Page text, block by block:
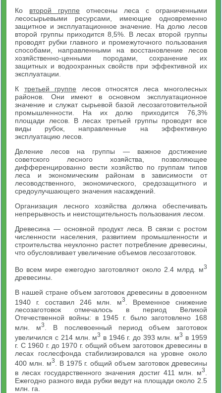
Ко второй группе отнесены леса с ограниченными
лесосырьевыми ресурсами, имеющие одновременно
защитное и эксплуатационное значение. На долю лесов
второй группы приходится 8,5%. В лесах второй группы
проводят рубки главного и промежуточного пользования
способами, направленными на восстановление лесов
хозяйственно-ценными породами, сохранение их
защитных и водоохранных свойств при эффективной их
эксплуатации.
К третьей группе лесов относятся леса многолесных
районов. Они имеют в основном эксплуатационное
значение и служат сырьевой базой лесозаготовительной
промышленности. На их долю приходится 76,3%
площади лесов. В лесах третьей группы проводят все
виды рубок, направленные на эффективную
эксплуатацию лесов.
Деление лесов на группы — важное достижение
советского лесного хозяйства, позволяющее
дифференцированно вести хозяйство по группам типов
леса и экономическим районам в зависимости от
лесоводственного, экономического, средозащитного и
средоулучшающего значения насаждений.
Организация лесного хозяйства должна обеспечивать
непрерывность и неистощительность пользования лесом.
Древесина — основной продукт леса. В связи с ростом
численности населения, развитием промышленности и
строительства неуклонно растет потребление древесины,
что обусловливает увеличение объемов лесозаготовок.
Во всем мире ежегодно заготовляют около 2.4 млрд. м3
древесины.
В нашей стране объем заготовок древесины в довоенном
1940 г. составил 246 млн. м3
. Временное снижение
лесозаготовок отмечалось в период Великой
Отечественной войны: в 1945 г. было заготовлено 168
млн. м3
. В послевоенный период объем заготовок
увеличился с 214 млн. м3 в 1946 г. до 393 млн. м3 в 1959
г. С 1960 г. до 1970 г. общий объем заготовок древесины в
лесах гослесфонда стабилизировался на уровне около
400 млн. м3
. В 1975 г. общий объем заготовок древесины
в лесах государственного значения достиг 411 млн. м3
Ежегодно разного вида рубки ведут на площади около 2.5
млн. га.